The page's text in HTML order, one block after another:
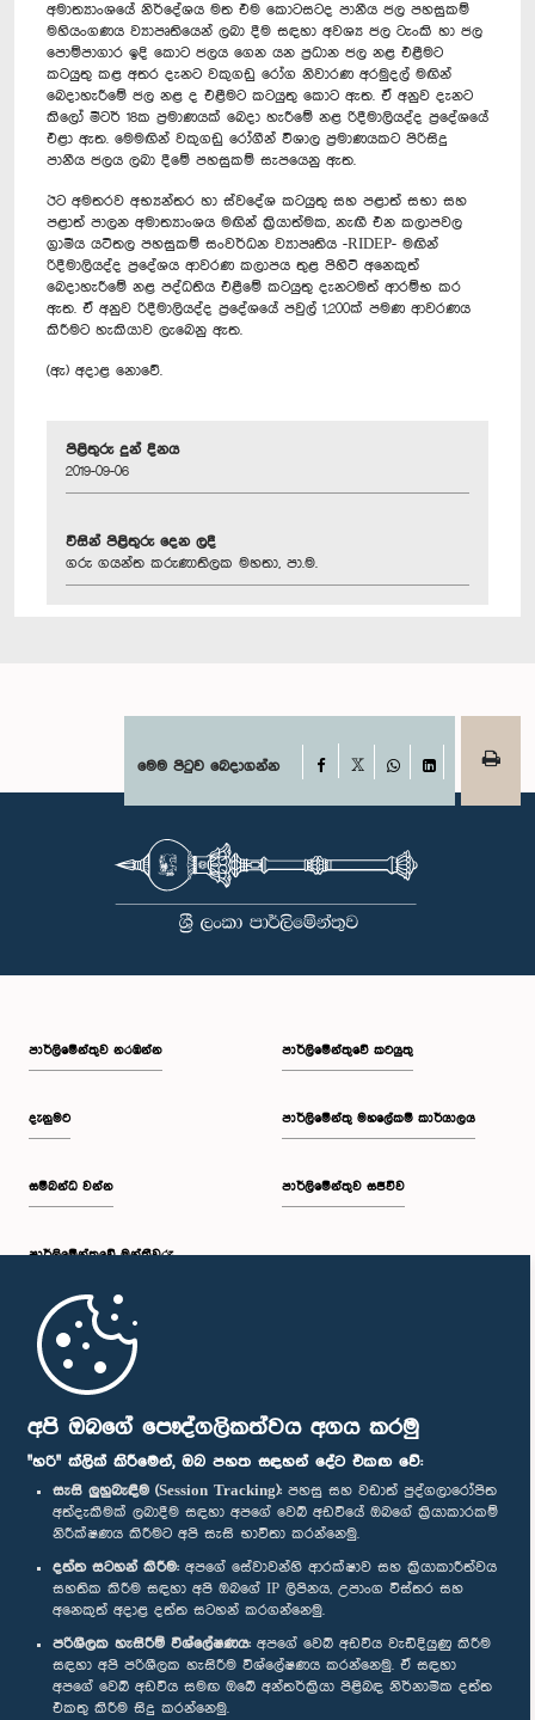
අපි ඔබගේ පෞද්ගලිකත්වය අගය කරමු
"හරි" ක්ලික් කිරීමෙන්, ඔබ පහත සඳහන් දේට එකඟ වේ:
සැසි ලුහුබැඳීම (Session Tracking): පහසු සහ වඩාත් පුද්ගලාරෝපිත
අත්දැකීමක් ලබාදීම සඳහා අපගේ වෙබ් අඩවියේ ඔබගේ ක්‍රියාකාරකම්
නිරීක්ෂණය කිරීමට අපි සැසි භාවිතා කරන්නෙමු.
දත්ත සටහන් කිරීම: අපගේ සේවාවන්හි ආරක්ෂාව සහ ක්‍රියාකාරීත්වය
සහතික කිරීම සඳහා අපි ඔබගේ IP ලිපිනය, උපාංග විස්තර සහ
අනෙකුත් අදාළ දත්ත සටහන් කරගන්නෙමු.
පරිශීලක හැසිරීම් විශ්ලේෂණය: අපගේ වෙබ් අඩවිය වැඩිදියුණු කිරීම
සඳහා අපි පරිශීලක හැසිරීම විශ්ලේෂණය කරන්නෙමු. ඒ සඳහා
අපගේ වෙබ් අඩවිය සමඟ ඔබේ අන්තර්ක්‍රියා පිළිබඳ නිර්නාමික දත්ත
එකතු කිරීම සිදු කරන්නෙමු.
අමාත්‍යාංශයේ නිර්දේශය මත එම කොටසටද පානීය ජල පහසුකම්
මහියංගණය ව්‍යාපෘතියෙන් ලබා දීම සඳහා අවශ්‍ය ජල ටැංකි හා ජල
පොම්පාගාර ඉදි කොට ජලය ගෙන යන ප්‍රධාන ජල නළ එළීමට
කටයුතු කළ අතර දැනට වකුගඩු රෝග නිවාරණ අරමුදල් මඟින්
බෙදාහැරීමේ ජල නළ ද එළීමට කටයුතු කොට ඇත. ඒ අනුව දැනට
කිලෝ මීටර් 18ක ප්‍රමාණයක් බෙදා හැරීමේ නළ රිදීමාලියද්ද ප්‍රදේශයේ
එළා ඇත. මෙමඟින් වකුගඩු රෝගීන් විශාල ප්‍රමාණයකට පිරිසිදු
පානීය ජලය ලබා දීමේ පහසුකම් සැපයෙනු ඇත.
ඊට අමතරව අභ්‍යන්තර හා ස්වදේශ කටයුතු සහ පළාත් සභා සහ
පළාත් පාලන අමාත්‍යාංශය මඟින් ක්‍රියාත්මක, නැඟී එන කලාපවල
ග්‍රාමීය යටිතල පහසුකම් සංවර්ධන ව්‍යාපෘතිය -RIDEP- මඟින්
රිදීමාලියද්ද ප්‍රදේශය ආවරණ කලාපය තුළ පිහිටි අනෙකුත්
බෙදාහැරීමේ නළ පද්ධතිය එළීමේ කටයුතු දැනටමත් ආරම්භ කර
ඇත. ඒ අනුව රිදීමාලියද්ද ප්‍රදේශයේ පවුල් 1,200ක් පමණ ආවරණය
කිරීමට හැකියාව ලැබෙනු ඇත.
(ඇ) අදාළ නොවේ.
පිළිතුරු දුන් දිනය
2019-09-06
විසින් පිළිතුරු දෙන ලදී
ගරු ගයන්ත කරුණාතිලක මහතා, පා.ම.
මෙම පිටුව බෙදාගන්න Facebook
WhatsAppLinkedIn
පාර්ලි‌මේන්තුව නරඹන්න
දැනුමට
සම්බන්ධ වන්න
පාර්ලි‌මේන්තුවේ මන්ත්‍රීවරු
මුල් පිටුව
පාර්ලිමේන්තුවේ කටයුතු
පාර්ලිමේන්තු මහලේකම් කාර්යාලය
පාර්ලිමේන්තුව සජීවීව
පාර්ලිමේන්තු ජංගම යෙදුම
අප හා සම්බන්ධ වී සිටින්න :
සම්මාන
පෞද්ගලිකත්ව ප්‍රතිපත්තිය